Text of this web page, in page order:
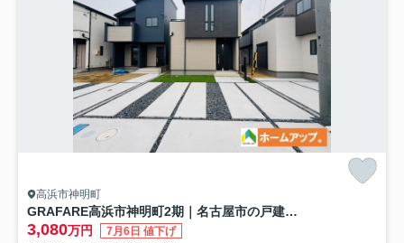
高浜市神明町
GRAFARE高浜市神明町2期｜名古屋市の戸建ならホームアップ
3,080万円 7月6日 値下げ